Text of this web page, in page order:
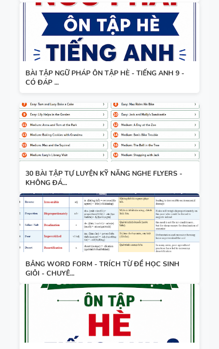
BÀI TẬP NGỮ PHÁP ÔN TẬP HÈ - TIẾNG ANH 9 -
CÓ ĐÁP ...
30 BÀI TẬP TỰ LUYỆN KỸ NĂNG NGHE FLYERS -
KHÔNG ĐÁ...
BẢNG WORD FORM - TRÍCH TỪ ĐỀ HỌC SINH
GIỎI - CHUYÊ...